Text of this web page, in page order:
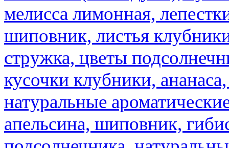
мелисса лимонная,
шиповник, листья
стружка, цветы
кусочки клубники,
натуральные
апельсина, шиповник,